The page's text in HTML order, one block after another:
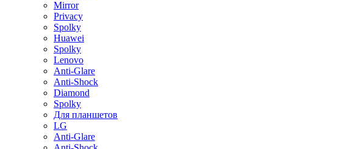
Mirror
Privacy
Spolky
Huawei
Spolky
Lenovo
Anti-Glare
Anti-Shock
Diamond
Spolky
Для планшетов
LG
Anti-Glare